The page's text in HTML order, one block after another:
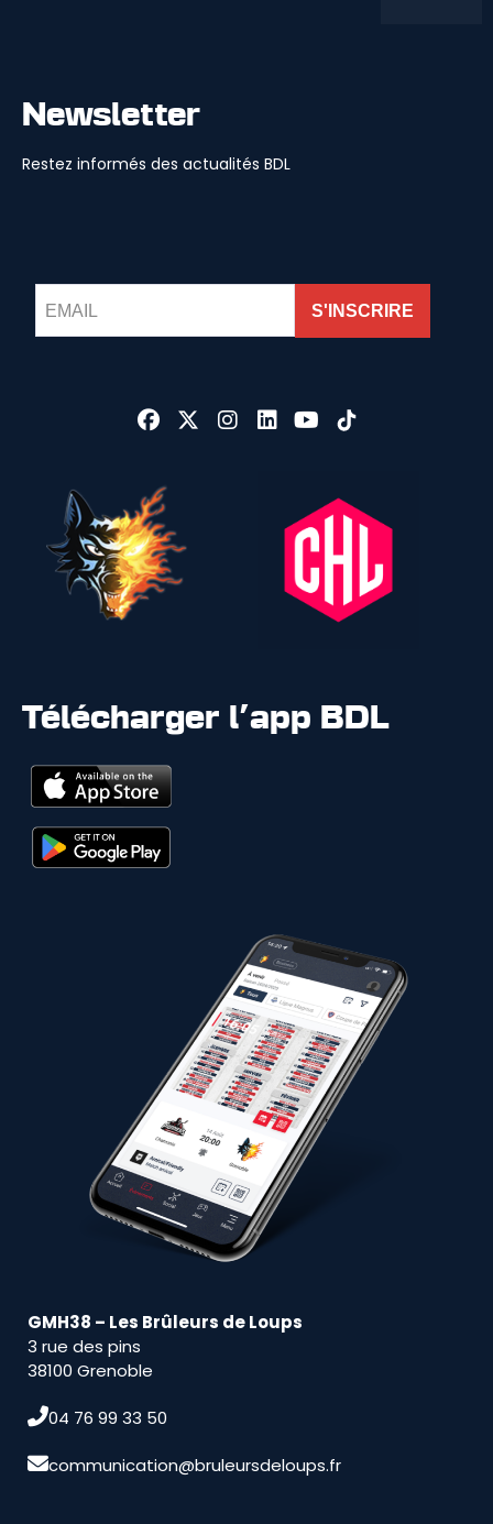
Newsletter
Restez informés des actualités BDL
S'INSCRIRE
GMH38 – Les Brûleurs de Loups
3 rue des pins
38100 Grenoble
04 76 99 33 50
communication@bruleursdeloups.fr
Télécharger l'app BDL